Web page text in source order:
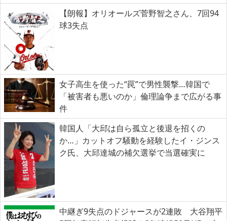
【朗報】オリオールズ菅野智之さん、7回94
球3失点
女子高生を使った“罠”で男性襲撃…韓国で
「被害者も悪いのか」倫理論争まで広がる事
件
韓国人「大邱は自ら孤立と後退を招くの
か…」カットオフ騒動を経験したイ・ジンス
ク氏、大邱達城の補欠選挙で当選確実に
中継ぎ9失点のドジャースが2連敗 大谷翔平